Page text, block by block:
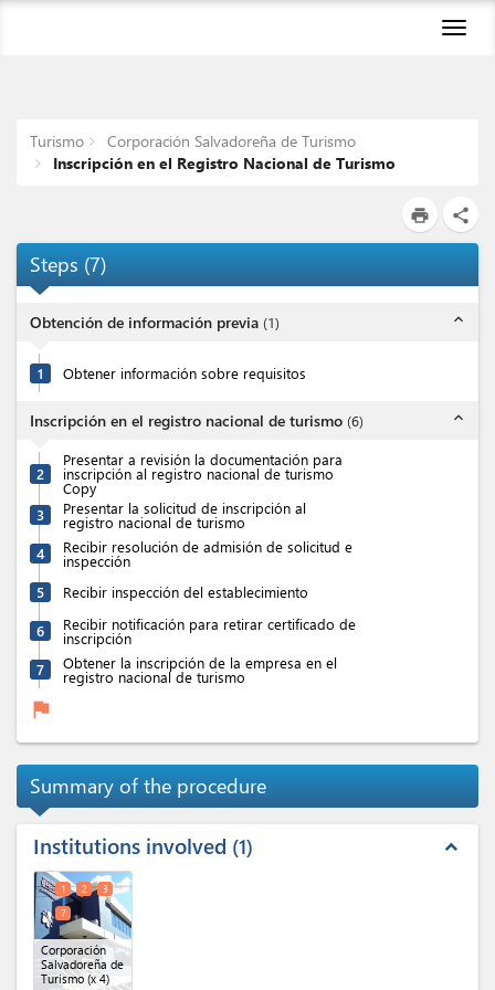
Turismo
Corporación Salvadoreña de Turismo
Inscripción en el Registro Nacional de Turismo
print share
Steps (7)
Obtención de información previa (1) expand_less
1 Obtener información sobre requisitos
Inscripción en el registro nacional de turismo (6) expand_less
2
Presentar a revisión la documentación para
inscripción al registro nacional de turismo
Copy
3
Presentar la solicitud de inscripción al
registro nacional de turismo
4
Recibir resolución de admisión de solicitud e
inspección
5
Recibir inspección del establecimiento
6 Recibir notificación para retirar certificado de
inscripción
7
Obtener la inscripción de la empresa en el
registro nacional de turismo
flag
Summary of the procedure
Institutions involved 1 expand_less
Corporación
Salvadoreña de
Turismo(x 4)
1 2
3
7